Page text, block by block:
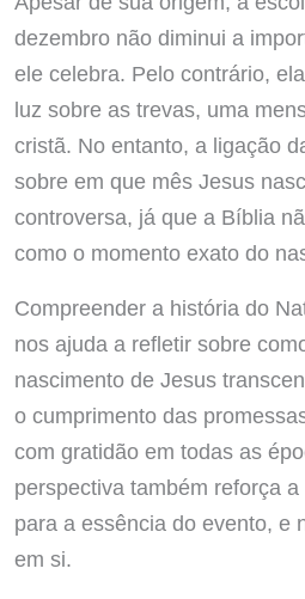
dezembro não diminui a
ele celebra. Pelo contrário,
luz sobre as trevas, uma
cristã. No entanto, a ligação
sobre em que mês Jesus
controversa, já que a Bíblia
como o momento exato do
Compreender a história do
nos ajuda a refletir sobre
nascimento de Jesus
o cumprimento das
com gratidão em todas as
perspectiva também reforça
para a essência do evento, e
em si.